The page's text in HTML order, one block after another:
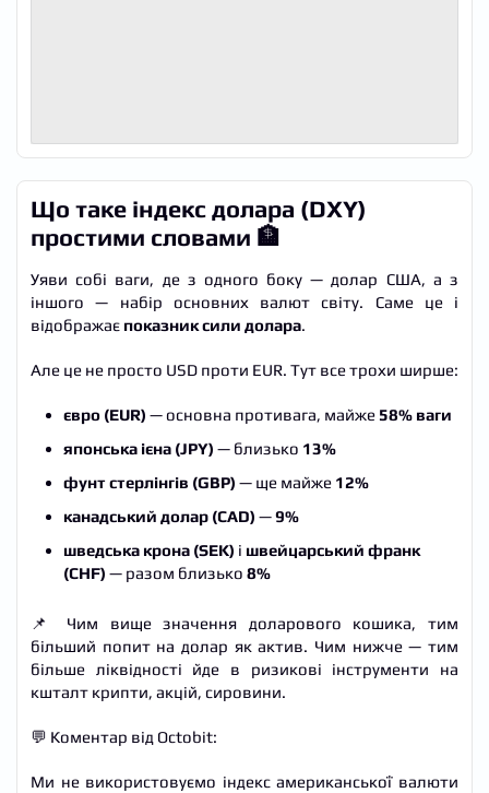
Що таке індекс долара (DXY)
простими словами 🏦
Уяви собі ваги, де з одного боку — долар США, а з
іншого — набір основних валют світу. Саме це і
відображає показник сили долара.
Але це не просто USD проти EUR. Тут все трохи ширше:
євро (EUR) — основна противага, майже 58% ваги
японська ієна (JPY) — близько 13%
фунт стерлінгів (GBP) — ще майже 12%
канадський долар (CAD) —9%
шведська крона (SEK) і швейцарський франк
(CHF) — разом близько 8%
📌 Чим вище значення доларового кошика, тим
більший попит на долар як актив. Чим нижче — тим
більше ліквідності йде в ризикові інструменти на
кшталт крипти, акцій, сировини.
💬 Коментар від Octobit:
Ми не використовуємо індекс американської валюти